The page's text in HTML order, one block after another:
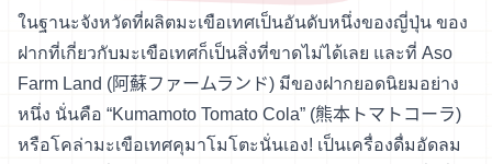
ในฐานะจังหวัดที่ผลิตมะเขือเทศเป็นอันดับหนึ่งของญี่ปุ่น ของ
ฝากที่เกี่ยวกับมะเขือเทศก็เป็นสิ่งที่ขาดไม่ได้เลย และที่ Aso
Farm Land (阿蘇ファームランド) มีของฝากยอดนิยมอย่าง
หนึ่ง นั่นคือ “Kumamoto Tomato Cola” (熊本トマトコーラ)
หรือโคล่ามะเขือเทศคุมาโมโตะนั่นเอง! เป็นเครื่องดื่มอัดลม